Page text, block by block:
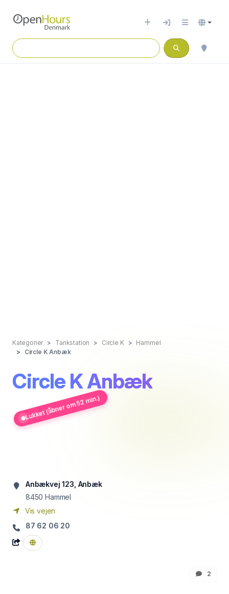
Kategorier Tankstation Circle K
Hammel
Circle K Anbæk
Circle K Anbæk
Lukket (åbner om 52 min.)
Anbækvej 123, Anbæk
8450 Hammel
Vis vejen
87 62 06 20
2